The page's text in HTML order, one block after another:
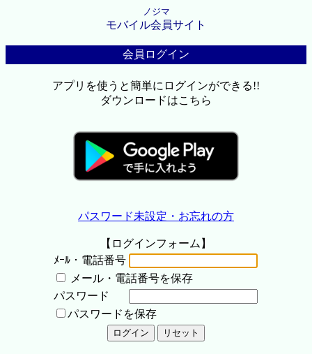
ノジマ
モバイル会員サイト
会員ログイン
アプリを使うと簡単にログインができる!!
ダウンロードはこちら
パスワード未設定・お忘れの方
【ログインフォーム】
ﾒｰﾙ・電話番号
メール・電話番号を保存
パスワード
パスワードを保存